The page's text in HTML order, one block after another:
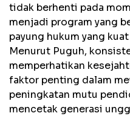
tidak berhenti pada
menjadi program yang
payung hukum yang
Menurut Puguh,
memperhatikan
faktor penting dalam
peningkatan mutu
mencetak generasi